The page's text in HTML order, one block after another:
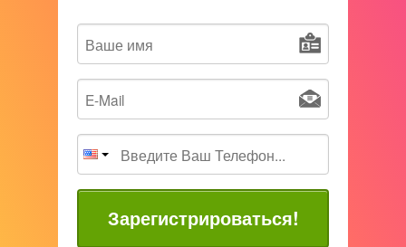
Зарегистрироваться!